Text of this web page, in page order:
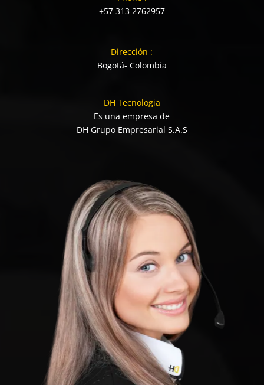
+57 313 2762957
Dirección :
Bogotá- Colombia
DH Tecnologia
Es una empresa de
DH Grupo Empresarial S.A.S